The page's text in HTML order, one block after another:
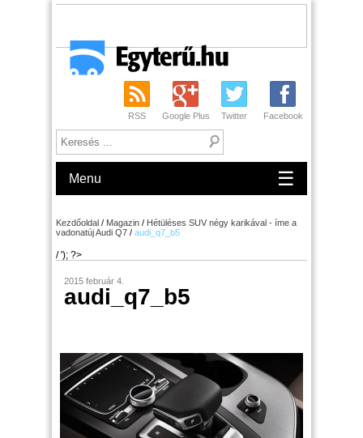
RSS Google Plus Twitter Facebook
Menu ☰
Kezdőoldal / Magazin / Hétüléses SUV négy karikával - íme a
vadonatúj Audi Q7 / audi_q7_b5
/ '); ?>
2015 február 4.
audi_q7_b5